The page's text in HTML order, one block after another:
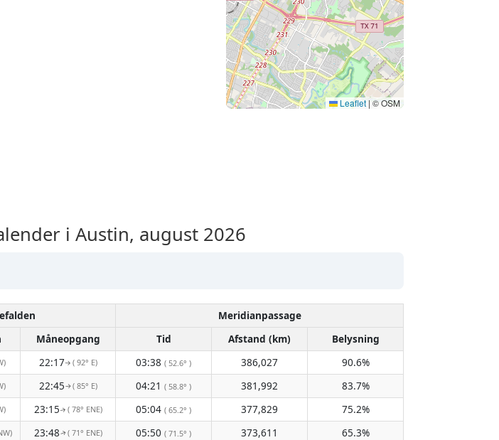
Leaflet | © OSM
i Austin, august 2026
Meridianpassage
Måneopgang Tid Afstand (km)
Belysning
22:17↑ ( 92° E) 03:38 ( 52.6° ) 386,027
90.6%
22:45↑( 85° E) 04:21 ( 58.8° ) 381,992
83.7%
23:15↑( 78° ENE) 05:04 ( 65.2° ) 377,829
75.2%
23:48↑( 71° ENE) 05:50 ( 71.5° ) 373,611
65.3%